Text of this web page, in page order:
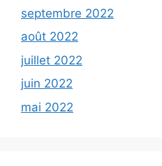
septembre 2022
août 2022
juillet 2022
juin 2022
mai 2022